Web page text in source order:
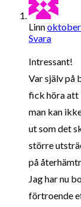
Linnoktober
Svara
Intressant!
Var själv på
fick höra att
man kan
ut som det
större
på
Jag har nu
förtroende